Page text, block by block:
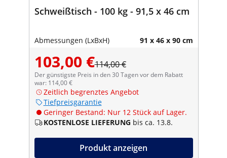
Schweißtisch - 100 kg - 91,5 x 46 cm
Abmessungen (LxBxH) 91 x 46 x 90 cm
103,00 €114,00 €
Der günstigste Preis in den 30 Tagen vor dem Rabatt
war: 114,00 €
Zeitlich begrenztes Angebot
Tiefpreisgarantie
Geringer Bestand: Nur 12 Stück auf Lager.
KOSTENLOSE LIEFERUNG bis ca. 13.8.
Produkt anzeigen